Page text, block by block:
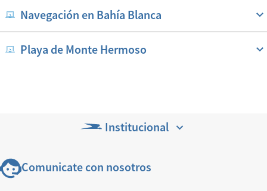
Navegación en Bahía Blanca
Playa de Monte Hermoso
Institucional
Comunicate con nosotros